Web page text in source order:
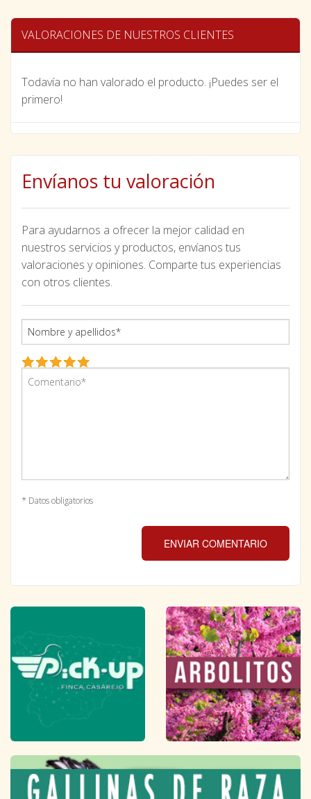
VALORACIONES DE NUESTROS CLIENTES
Todavía no han valorado el producto. ¡Puedes ser el
primero!
Envíanos tu valoración
Para ayudarnos a ofrecer la mejor calidad en
nuestros servicios y productos, envíanos tus
valoraciones y opiniones. Comparte tus experiencias
con otros clientes.
* Datos obligatorios
ENVIAR COMENTARIO